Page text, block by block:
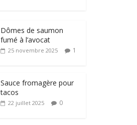
Dômes de saumon
fumé à l’avocat
25 novembre 2025 1
Sauce fromagère pour
tacos
22 juillet 2025 0